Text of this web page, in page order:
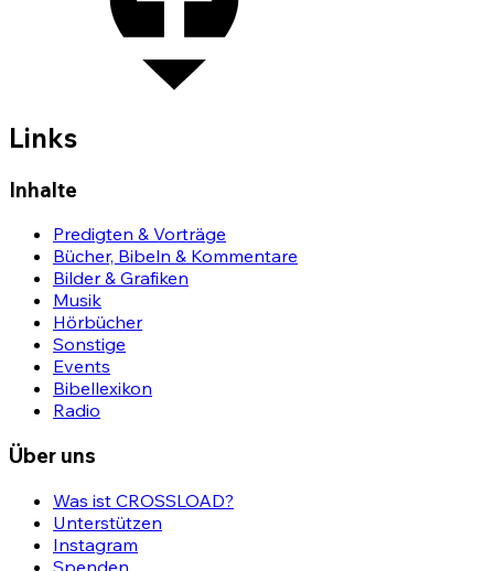
Links
Inhalte
Predigten & Vorträge
Bücher, Bibeln & Kommentare
Bilder & Grafiken
Musik
Hörbücher
Sonstige
Events
Bibellexikon
Radio
Über uns
Was ist CROSSLOAD?
Unterstützen
Instagram
Spenden